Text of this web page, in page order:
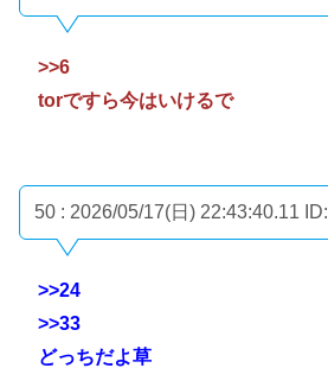
>>6
torですら今はいけるで
50 : 2026/05/17(日) 22:43:40.11
>>24
>>33
どっちだよ草